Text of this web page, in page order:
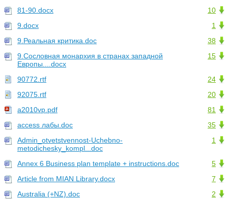
10
81-90.docx
1
9.docx
38
9.Реальная критика.doc
15
9.Сословная монархия в странах западной
Европы....docx
24
90772.rtf
20
92075.rtf
81
a2010vp.pdf
35
access лабы.doc
1
Admin_otvetstvennost-Uchebno-
metodichesky_kompl...doc
5
Annex 6 Business plan template + instructions.doc
7
Article from MIAN Library.docx
2
Australia (+NZ).doc